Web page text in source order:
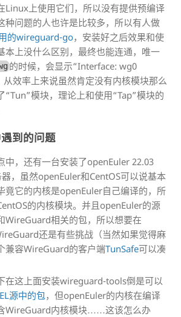
Linux上使用它们，所以没有提供预编译
种问题的人也许是比较多，所以有人做
的wireguard-go，安装好之后效果和使
本上没什么区别，最终也能连通，唯一
的时候，会显示“Interface: wg0
从效率上来说虽然肯定没有内核模块那么
“Tun”模块，理论上和使用“Tap”模块的
到的问题
中，还有一台安装了openEuler 22.03
，虽然openEuler和CentOS可以说基本
竟它的内核是openEuler自己编译的，所
的内核模块。并且openEuler的源
WireGuard相关的包，所以想要在
还是有些挑战（当然如果觉得麻
兼容WireGuard的客户端TunSafe可以凑
在这上面安装wireguard-tools倒是可以
源中的包，但openEuler的内核在编译
WireGuard内核模块……这该怎么办